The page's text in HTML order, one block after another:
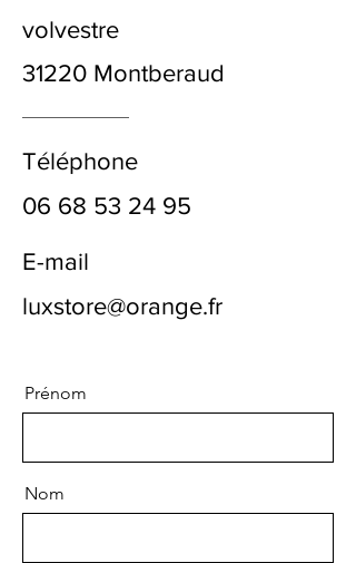
volvestre
31220 Montberaud
Téléphone
06 68 53 24 95
E-mail
luxstore@orange.fr
Prénom
Nom